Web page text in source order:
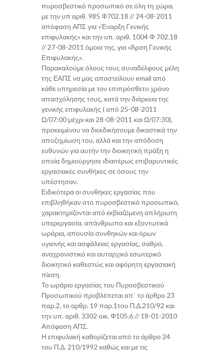
πυροσβεστικό προσωπικό σε όλη τη χώρα,
με την υπ αριθ. 985 Φ702.18 // 24-08-2011
απόφαση ΑΠΣ για «Έναρξη Γενικής
επιφυλακής» και την υπ. αριθ. 1004 Φ 702.18
// 27-08-2011 όμοια της, για «Άρση Γενικής
Επιφυλακής».
Παρακαλούμε όλους τους συναδέλφους μέλη
της ΕΑΠΣ να μας αποστείλουν email από
κάθε υπηρεσία με τον επιπρόσθετο χρόνο
απασχόλησης τους, κατά την διάρκεια της
γενικής επιφυλακής ( από 25-08-2011
Ω/07:00 μέχρι και 28-08-2011 και Ω/07:30),
προκειμένου να διεκδικήσουμε δικαστικά την
αποζημίωση του, αλλά και την απόδοση
ευθυνών για αυτήν την διοικητική πράξη η
οποία δημιούργησε ιδιαιτέρως επιβαρυντικές
εργασιακές συνθήκες σε όσους την
υπέστησαν.
Ειδικότερα οι συνθήκες εργασίας που
επιβληθήκαν στο πυροσβεστικό προσωπικό,
χαρακτηρίζονται από εκβιαζόμενη απλήρωτη
υπερεργασία, απάνθρωπα και εξοντωτικά
ωράρια, απουσία συνθηκών και όρων
υγιεινής και ασφάλειας εργασίας, σαθρό,
αναχρονιστικό και αυταρχικό εσωτερικό
διοικητικό καθεστώς και αφόρητη εργασιακή
πίεση.
Το ωράριο εργασίας του Πυροσβεστικού
Προσωπικού προβλέπεται απ΄ το άρθρο 23
παρ.2, το αρθρ. 19 παρ.1του Π.Δ.210/92 και
την υπ. αριθ. 3302 οικ. Φ105.6 // 18-01-2010
Απόφαση ΑΠΣ.
Η επιφυλακή καθορίζεται από το άρθρο 24
του Π.Δ. 210/1992 καθώς και με τις